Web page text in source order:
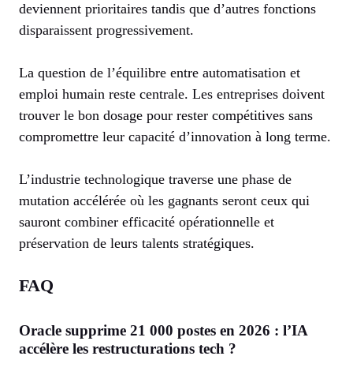
deviennent prioritaires tandis que d’autres fonctions
disparaissent progressivement.
La question de l’équilibre entre automatisation et
emploi humain reste centrale. Les entreprises doivent
trouver le bon dosage pour rester compétitives sans
compromettre leur capacité d’innovation à long terme.
L’industrie technologique traverse une phase de
mutation accélérée où les gagnants seront ceux qui
sauront combiner efficacité opérationnelle et
préservation de leurs talents stratégiques.
FAQ
Oracle supprime 21 000 postes en 2026 : l’IA
accélère les restructurations tech ?